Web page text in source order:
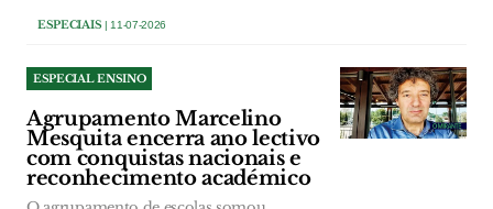
ESPECIAIS| 11-07-2026
ESPECIAL ENSINO
Agrupamento Marcelino
Mesquita encerra ano lectivo
com conquistas nacionais e
reconhecimento académico